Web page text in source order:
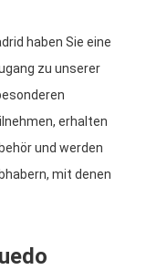
haben Sie eine
zu unserer
erhalten
und werden
mit denen